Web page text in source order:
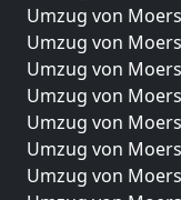
Umzug von
Umzug von
Umzug von
Umzug von
Umzug von
Umzug von
Umzug von